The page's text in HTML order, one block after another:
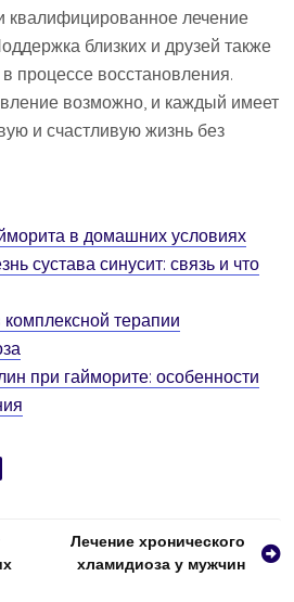
квалифицированное лечение
близких и друзей также
процессе восстановления.
возможно, и каждый имеет
и счастливую жизнь без
в домашних условиях
сустава синусит: связь и что
терапии
при гайморите: особенности
Лечение хронического
хламидиоза у мужчин